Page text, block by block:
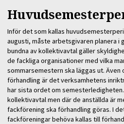
Inför det som kallas
augusti, måste arbetsgivaren planera i
bundna av kollektivavtal gäller
de fackliga organisationer med vilka
sommarsemestern ska läggas ut.
förhandling är det verksamhetens
har sista ordet om
kollektivavtal men där de anställda är
fackförening ska förhandling göras. I
fackföreningar behöva kallas till